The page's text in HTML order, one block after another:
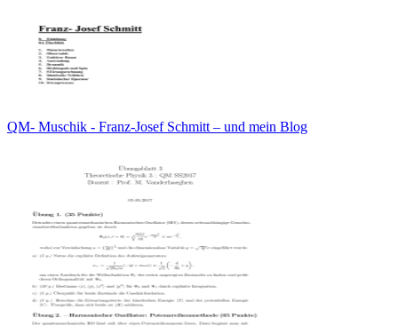
QM- Muschik - Franz-Josef Schmitt – und mein Blog